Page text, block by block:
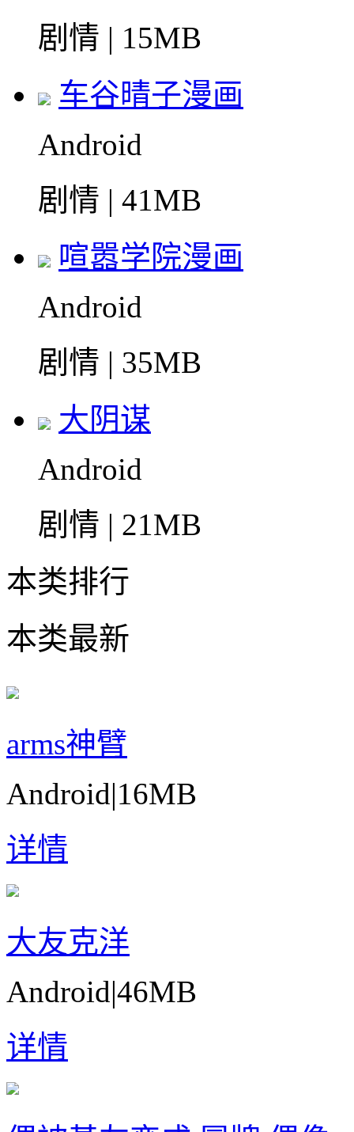
剧情 | 15MB
车谷晴子漫画
Android
剧情 | 41MB
喧嚣学院漫画
Android
剧情 | 35MB
大阴谋
Android
剧情 | 21MB
本类排行
本类最新
arms神臂
Android|16MB
详情
大友克洋
Android|46MB
详情